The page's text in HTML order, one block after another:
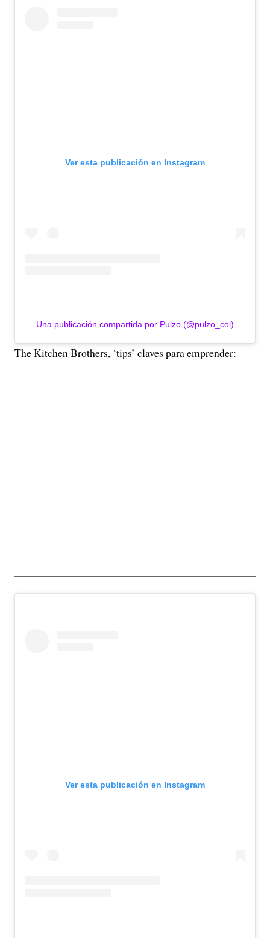
Ver esta publicación en Instagram
Una publicación compartida por Pulzo (@pulzo_col)
The Kitchen Brothers, ‘tips’ claves para emprender:
Ver esta publicación en Instagram